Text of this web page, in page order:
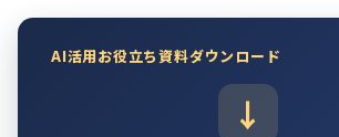
AI活用お役立ち資料ダウンロード